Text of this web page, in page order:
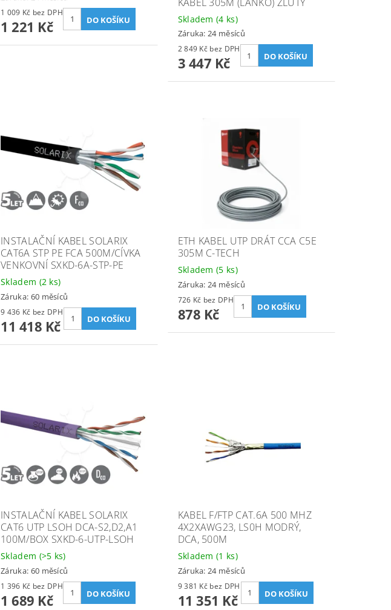
1 009 Kč bez DPH
1 221 Kč Skladem(4 ks)
Záruka: 24 měsíců
2 849 Kč bez DPH
3 447 Kč
INSTALAČNÍ KABEL SOLARIX
CAT6A STP PE FCA 500M/CÍVKA
VENKOVNÍ SXKD-6A-STP-PE
Skladem (2 ks)
Záruka: 60 měsíců
9 436 Kč bez DPH
11 418 Kč
ETH KABEL UTP DRÁT CCA C5E
305M C-TECH
Skladem(5 ks)
Záruka: 24 měsíců
726 Kč bez DPH
878 Kč
INSTALAČNÍ KABEL SOLARIX
CAT6 UTP LSOH DCA-S2,D2,A1
100M/BOX SXKD-6-UTP-LSOH
Skladem (>5 ks)
Záruka: 60 měsíců
1 396 Kč bez DPH
1 689 Kč
KABEL F/FTP CAT.6A 500 MHZ
4X2XAWG23, LS0H MODRÝ,
DCA, 500M
Skladem(1 ks)
Záruka: 24 měsíců
9 381 Kč bez DPH
11 351 Kč